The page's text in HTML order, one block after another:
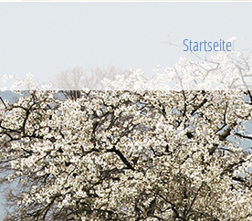
Startseite